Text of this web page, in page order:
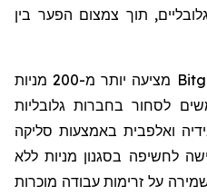
תוך צמצום הפער בין
מציעה יותר מ-200
מניות
לסחור בחברות גלובליות
ואלפבית באמצעות סליקה
לחשיפה בסגנון מניות ללא
על זרימות עבודה מוכרות